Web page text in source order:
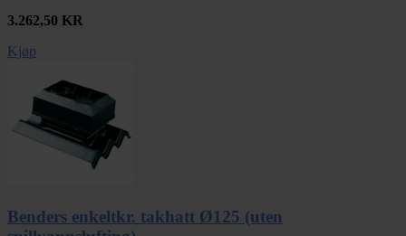
3.262,50 KR
Kjøp
Benders enkeltkr. takhatt Ø125 (uten